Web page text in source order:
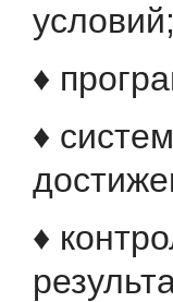
условий;
♦
♦
♦